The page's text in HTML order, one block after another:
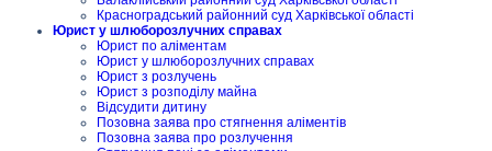
Красноградський районний суд Харківської області
Юрист у шлюборозлучних справах
Юрист по аліментам
Юрист у шлюборозлучних справах
Юрист з розлучень
Юрист з розподілу майна
Відсудити дитину
Позовна заява про стягнення аліментів
Позовна заява про розлучення